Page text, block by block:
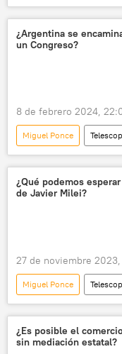
Argentina
Axel
presupuesto
¿Argentina se
un Congreso?
8 de febrero 2024,
Miguel Ponce
Argentina
La Libertad Avanza
ley
¿Qué podemos
de Javier Milei?
27 de noviembre
Miguel Ponce
Javier Milei
Luis
Fondo Monetario
Banco Mundial
¿Es posible el
sin mediación estatal?